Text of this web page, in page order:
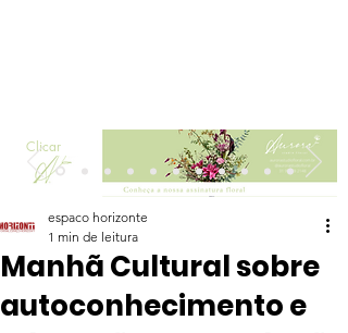
Clicar
Manhã Cultural sobre
autoconhecimento e
espaco horizonte
1 min de leitura